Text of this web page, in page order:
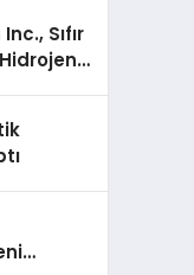
Sıfır